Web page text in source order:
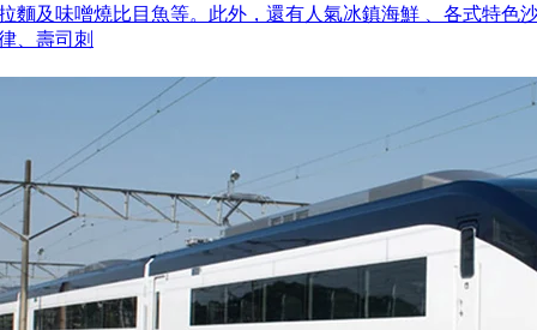
麵及味噌燒比目魚等。此外，還有人氣冰鎮海鮮 、各式特色
、壽司刺